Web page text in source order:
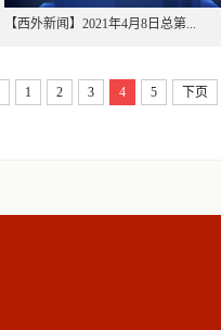
【西外新闻】2021年4月8日总第...
1 2 3 4 5 下页